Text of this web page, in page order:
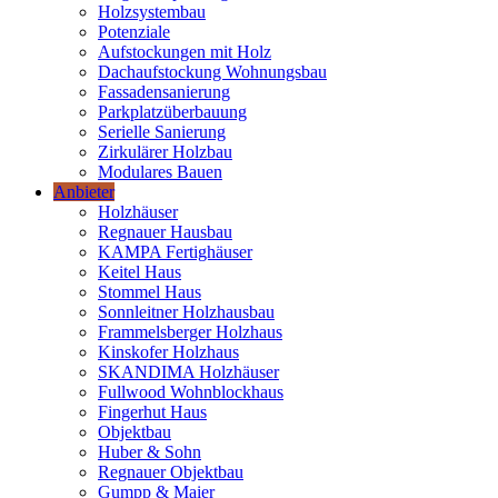
Holzsystembau
Potenziale
Aufstockungen mit Holz
Dachaufstockung Wohnungsbau
Fassadensanierung
Parkplatzüberbauung
Serielle Sanierung
Zirkulärer Holzbau
Modulares Bauen
Anbieter
Holzhäuser
Regnauer Hausbau
KAMPA Fertighäuser
Keitel Haus
Stommel Haus
Sonnleitner Holzhausbau
Frammelsberger Holzhaus
Kinskofer Holzhaus
SKANDIMA Holzhäuser
Fullwood Wohnblockhaus
Fingerhut Haus
Objektbau
Huber & Sohn
Regnauer Objektbau
Gumpp & Maier